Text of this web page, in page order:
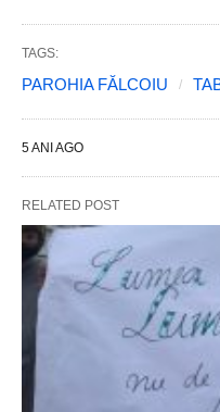
TAGS:
PAROHIA FĂLCOIU
5 ANI AGO
RELATED POST